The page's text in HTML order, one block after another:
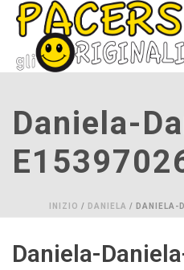
Daniela-
INIZIO / DANIELA / DANIELA-
Daniela-